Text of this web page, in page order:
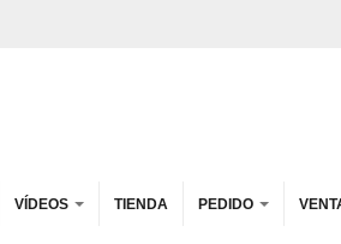
VÍDEOS TIENDA PEDIDO